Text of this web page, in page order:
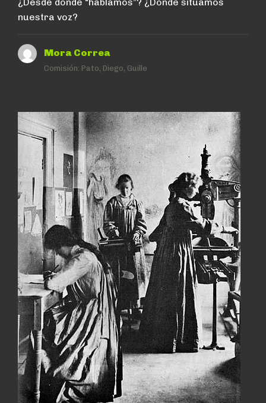
nuestra voz?
Mora Correa
Comisión: Pato, Diego, Guille